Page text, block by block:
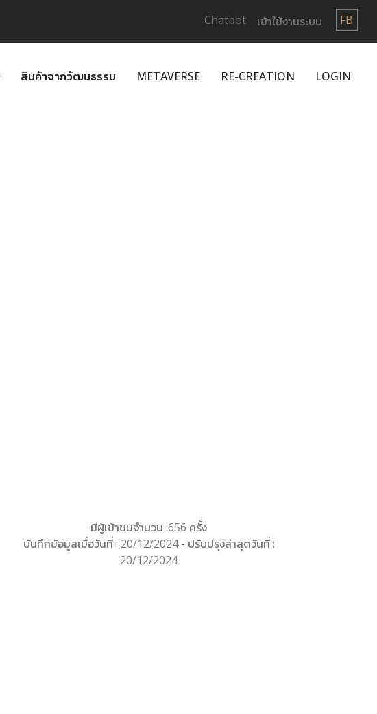
Chatbot เข้าใช้งานระบบ FB
สินค้าจากวัฒนธรรม METAVERSE RE-CREATION LOGIN
มีผู้เข้าชมจำนวน :656 ครั้ง
บันทึกข้อมูลเมื่อวันที่ : 20/12/2024 - ปรับปรุงล่าสุดวันที่ :
20/12/2024